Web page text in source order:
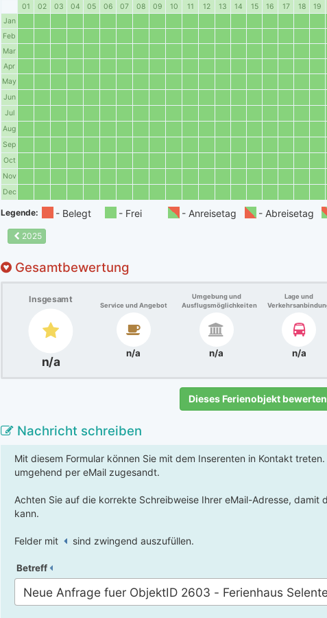
01 02 03 04 05 06 07 08 09 10 11 12 13 14 15 16 17 18 19
Jan
Feb
Mar
Apr
May
Jun
Jul
Aug
Sep
Oct
Nov
Dec
Legende:
2025
Gesamtbewertung
Insgesamt
n/a
Service und Angebot
n/a
Umgebung und
Ausflugsmöglichkeiten
n/a
Lage und
n/a
Dieses Ferienobjekt bewerten
Nachricht schreiben
Mit diesem Formular können Sie mit dem Inserenten in Kontakt
umgehend per eMail zugesandt.
Achten Sie auf die korrekte Schreibweise Ihrer eMail-Adresse, damit
kann.
Felder mit sind zwingend auszufüllen.
Betreff